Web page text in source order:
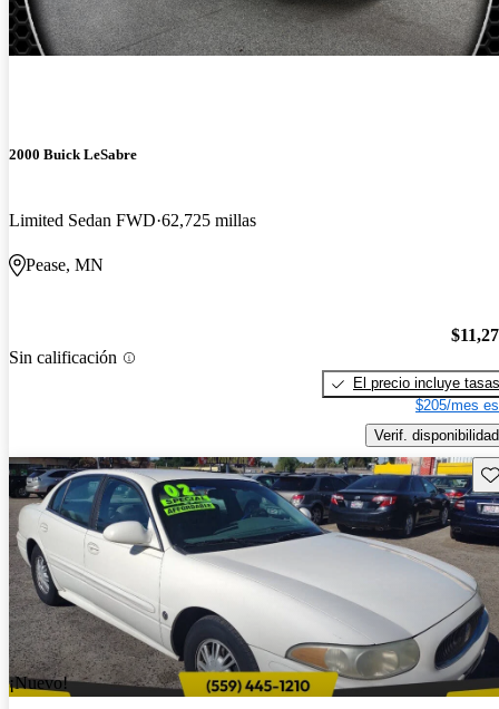
2000 Buick LeSabre
Limited Sedan FWD 62,725 millas
Pease, MN
Sin calificación
El precio incluye tasas
$205/mes
Verif. disponibilidad
¡Nuevo!